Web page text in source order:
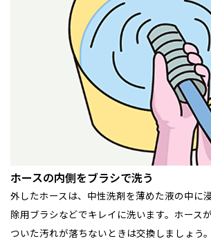
ホースの内側をブラシで洗う
外したホースは、中性洗剤を薄めた液の中に
除用ブラシなどでキレイに洗います。ホース
ついた汚れが落ちないときは交換しましょう。